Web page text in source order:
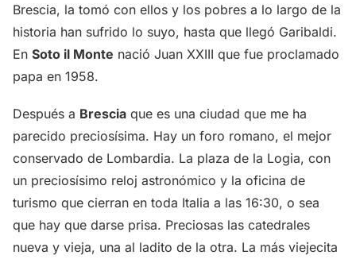
Brescia, la tomó con ellos y los pobres a lo largo de la
historia han sufrido lo suyo, hasta que llegó Garibaldi.
En Soto il Monte nació Juan XXIII que fue proclamado
papa en 1958.
Después a Brescia que es una ciudad que me ha
parecido preciosísima. Hay un foro romano, el mejor
conservado de Lombardia. La plaza de la Logia, con
un preciosísimo reloj astronómico y la oficina de
turismo que cierran en toda Italia a las 16:30, o sea
que hay que darse prisa. Preciosas las catedrales
nueva y vieja, una al ladito de la otra. La más viejecita